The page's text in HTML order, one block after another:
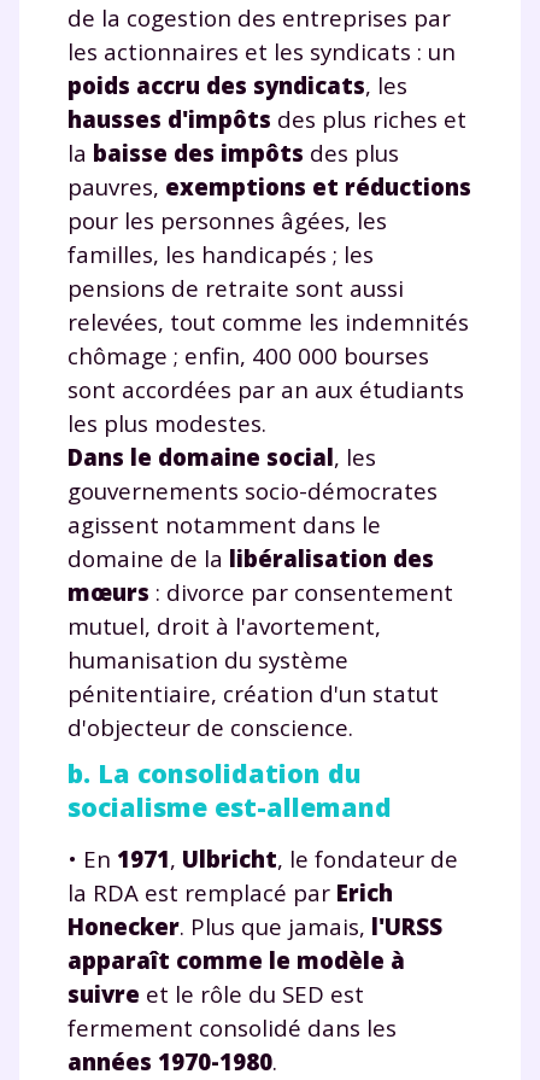
de la cogestion des entreprises par
les actionnaires et les syndicats : un
poids accru des syndicats, les
hausses d'impôts des plus riches et
la baisse des impôts des plus
pauvres, exemptions et réductions
pour les personnes âgées, les
familles, les handicapés ; les
pensions de retraite sont aussi
relevées, tout comme les indemnités
chômage ; enfin, 400 000 bourses
sont accordées par an aux étudiants
les plus modestes.
Dans le domaine social, les
gouvernements socio-démocrates
agissent notamment dans le
domaine de la libéralisation des
mœurs : divorce par consentement
mutuel, droit à l'avortement,
humanisation du système
pénitentiaire, création d'un statut
d'objecteur de conscience.
b. La consolidation du
socialisme est-allemand
• En 1971, Ulbricht, le fondateur de
la RDA est remplacé par Erich
Honecker. Plus que jamais, l'URSS
apparaît comme le modèle à
suivre et le rôle du SED est
fermement consolidé dans les
années 1970-1980.
Envie de progresser
et de réussir votre
année scolaire ?
Testez gratuitement
plateforme de soutien
scolaire !
Fiches de cours et vidéos,exercices
corrigés, podcasts de révisions
Unespace dédié aux parents
suivre les progrès